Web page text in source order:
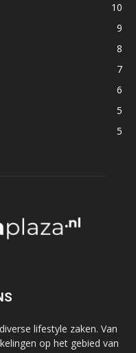
10
9
8
7
6
5
5
lifestyle zaken. Van
op het gebied van